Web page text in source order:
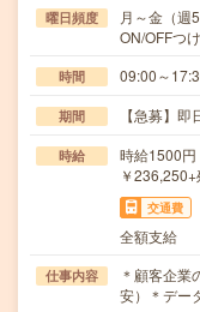
曜日頻度
月～金（週
ON/OFFつ
時間 09:00～
期間 【急募】
時給
時給1500
￥
交通費
全額支給
仕事内容
＊顧客企業
安）＊デー